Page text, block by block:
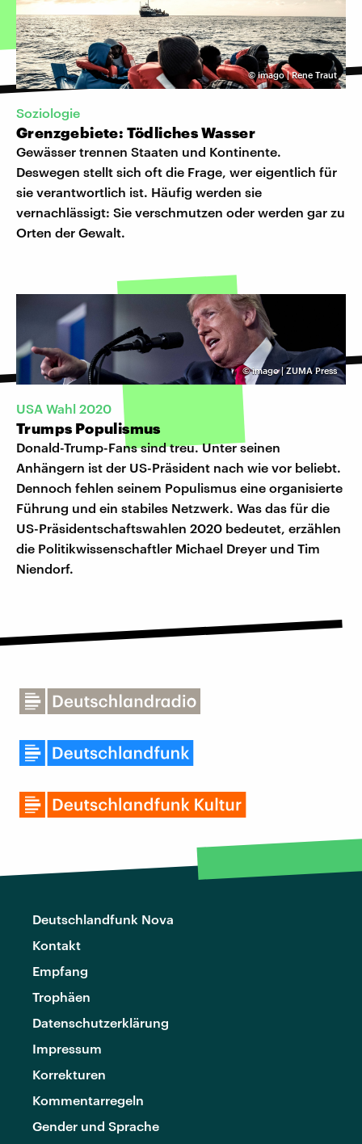
©imago | Rene Traut
Soziologie
Grenzgebiete: Tödliches Wasser
Gewässer trennen Staaten und Kontinente.
Deswegen stellt sich oft die Frage, wer eigentlich für
sie verantwortlich ist. Häufig werden sie
vernachlässigt: Sie verschmutzen oder werden gar zu
Orten der Gewalt.
©imago | ZUMA Press
USA Wahl 2020
Trumps Populismus
Donald-Trump-Fans sind treu. Unter seinen
Anhängern ist der US-Präsident nach wie vor beliebt.
Dennoch fehlen seinem Populismus eine organisierte
Führung und ein stabiles Netzwerk. Was das für die
US-Präsidentschaftswahlen 2020 bedeutet, erzählen
die Politikwissenschaftler Michael Dreyer und Tim
Niendorf.
Deutschlandfunk Nova
Kontakt
Empfang
Trophäen
Datenschutzerklärung
Impressum
Korrekturen
Kommentarregeln
Gender und Sprache